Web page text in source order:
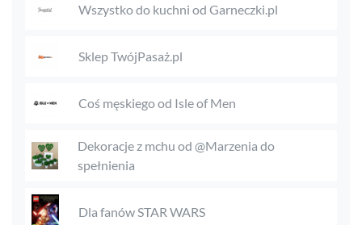
Wszystko do kuchni od Garneczki.pl
Sklep TwójPasaż.pl
Coś męskiego od Isle of Men
Dekoracje z mchu od @Marzenia do
spełnienia
Dla fanów STAR WARS